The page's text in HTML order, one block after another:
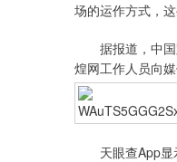
场的运作方式，
据报道，中国
煌网工作人员向
天眼查App显示